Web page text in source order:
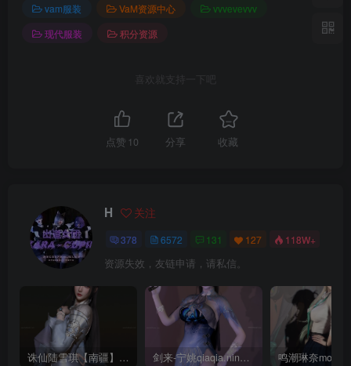
vam服装 VaM资源中心
vvvevevvv
现代服装
积分资源
喜欢就支持一下吧
点赞 10 分享 收藏
H 关注
378 6572 131 127 118W+
资源失效，友链申请，请私信。
诛仙陆雪琪【南疆】CoveRig 剑来-宁姚qiaqia.ningyao-re.1